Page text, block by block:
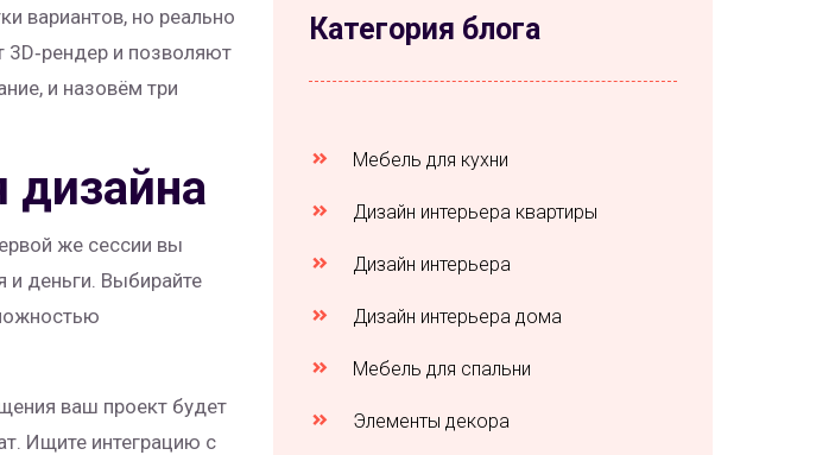
вариантов, но реально
и позволяют
и назовём три
дизайна
же сессии вы
и деньги. Выбирайте
ваш проект будет
Ищите интеграцию с
Категория блога
Мебель для кухни
Дизайн интерьера квартиры
Дизайн интерьера
Дизайн интерьера дома
Мебель для спальни
Элементы декора